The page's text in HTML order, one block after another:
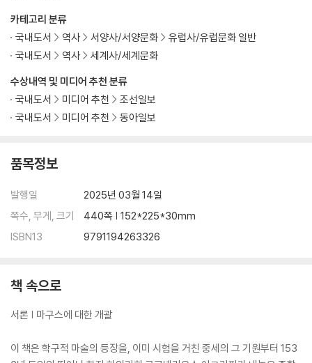
수상내역 및 미디어 추천 분류
국내도서
미디어 추천
조선일보
국내도서
미디어 추천 동아일보
카테고리 분류
국내도서
역사 서양사/서양문화
유럽사/유럽문화 일반
국내도서
역사 세계사/세계문화
품목정보
발행일
2025년 03월 14일
쪽수, 무게, 크기
440쪽 | 152*225*30mm
ISBN13
9791194263326
책 속으로
서론 | 마구스에 대한 개괄
이 책은 학구적 마술의 등장을, 이미 시험을 거친 중세의 그 기원부터 153